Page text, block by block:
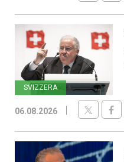
SVIZZERA
06.08.2026